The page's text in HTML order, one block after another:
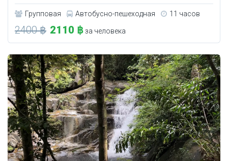
Групповая Автобусно-пешеходная 11 часов
2400 ฿ 2110 ฿за человека